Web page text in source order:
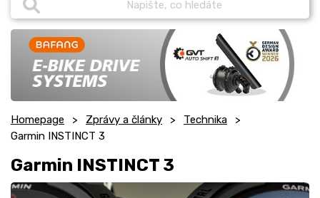
Homepage Zprávy a články
Technika
Garmin INSTINCT 3
Garmin INSTINCT 3